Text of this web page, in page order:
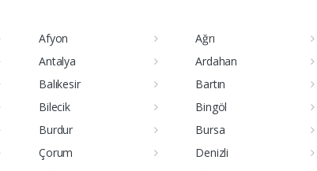
Afyon
Ağrı
Antalya
Ardahan
Balıkesir
Bartın
Bilecik
Bingöl
Burdur
Bursa
Çorum
Denizli